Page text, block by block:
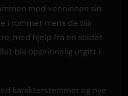
med venninnen sin
i rommet mens de blir
med hjelp fra en soldat
ble opprinnelig utgitt i
karakterstemmer og nye